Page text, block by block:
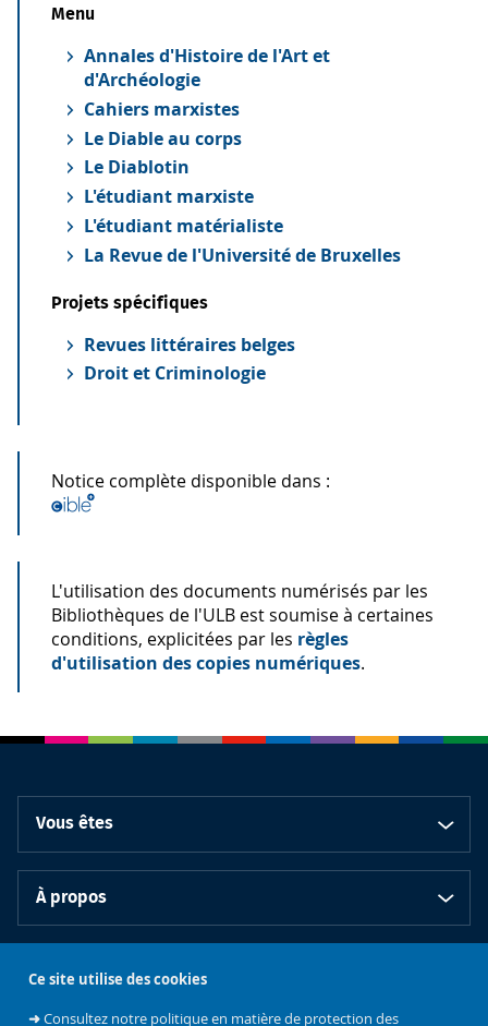
Ce site utilise des cookies
➜Consultez notre politique en matière de protection des
Menu
Annales d'Histoire de l'Art et
d'Archéologie
Cahiers marxistes
Le Diable au corps
Le Diablotin
L'étudiant marxiste
L'étudiant matérialiste
La Revue de l'Université de Bruxelles
Projets spécifiques
Revues littéraires belges
Droit et Criminologie
Notice complète disponible dans :
L'utilisation des documents numérisés par les
Bibliothèques de l'ULB est soumise à certaines
conditions, explicitées par les règles
d'utilisation des copies numériques.
Vous êtes
À propos
Bibliothèques